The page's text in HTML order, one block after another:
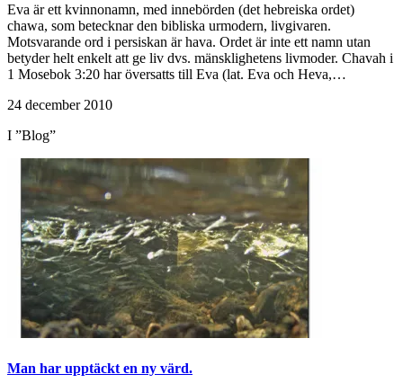
Eva är ett kvinnonamn, med innebörden (det hebreiska ordet)
chawa, som betecknar den bibliska urmodern, livgivaren.
Motsvarande ord i persiskan är hava. Ordet är inte ett namn utan
betyder helt enkelt att ge liv dvs. mänsklighetens livmoder. Chavah i
1 Mosebok 3:20 har översatts till Eva (lat. Eva och Heva,…
24 december 2010
I ”Blog”
Man har upptäckt en ny värd.